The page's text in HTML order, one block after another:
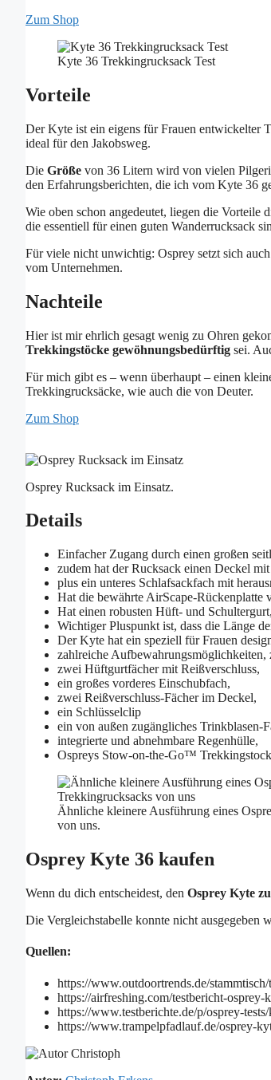
Zum Shop
Kyte 36 Trekkingrucksack Test
Vorteile
Der Kyte ist ein eigens für Frauen entwickelter
ideal für den Jakobsweg.
Die Größe von 36 Litern wird von vielen
den Erfahrungsberichten, die ich vom Kyte 36
Wie oben schon angedeutet, liegen die Vorteile
die essentiell für einen guten Wanderrucksack
Für viele nicht unwichtig: Osprey setzt sich
vom Unternehmen.
Nachteile
Hier ist mir ehrlich gesagt wenig zu Ohren
Trekkingstöcke gewöhnungsbedürftig sei.
Für mich gibt es – wenn überhaupt – einen
Trekkingrucksäcke, wie auch die von Deuter.
Zum Shop
Osprey Rucksack im Einsatz.
Details
Einfacher Zugang durch einen großen
zudem hat der Rucksack einen Deckel
plus ein unteres Schlafsackfach mit
Hat die bewährte AirScape-Rückenplatte
Hat einen robusten Hüft- und Schultergurt,
Wichtiger Pluspunkt ist, dass die Länge
Der Kyte hat ein speziell für Frauen
zahlreiche Aufbewahrungsmöglichkeiten,
zwei Hüftgurtfächer mit Reißverschluss,
ein großes vorderes Einschubfach,
zwei Reißverschluss-Fächer im Deckel,
ein Schlüsselclip
ein von außen zugängliches Trinkblasen-
integrierte und abnehmbare Regenhülle,
Ospreys Stow-on-the-Go™
Ähnliche kleinere Ausführung eines
von uns.
Osprey Kyte 36 kaufen
Wenn du dich entscheidest, den Osprey Kyte
Die Vergleichstabelle konnte nicht ausgegeben
Quellen:
https://www.outdoortrends.de/
https://airfreshing.com/testbericht-osprey-
https://www.testberichte.de/p/osprey-
https://www.trampelpfadlauf.de/osprey-